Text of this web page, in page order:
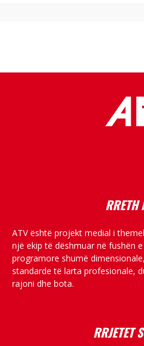
RRETH
ATV është projekt medial i
një ekip të dëshmuar në fushën
programore shumë
standarde të larta profesionale,
rajoni dhe bota.
RRJETET